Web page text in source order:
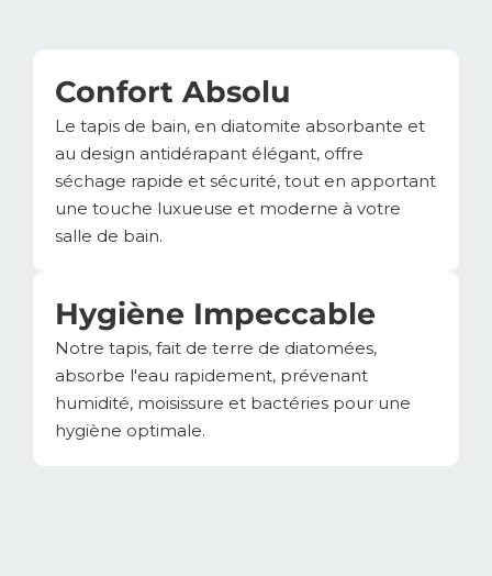
Confort Absolu
Le tapis de bain, en diatomite absorbante et
au design antidérapant élégant, offre
séchage rapide et sécurité, tout en apportant
une touche luxueuse et moderne à votre
salle de bain.
Hygiène Impeccable
Notre tapis, fait de terre de diatomées,
absorbe l'eau rapidement, prévenant
humidité, moisissure et bactéries pour une
hygiène optimale.